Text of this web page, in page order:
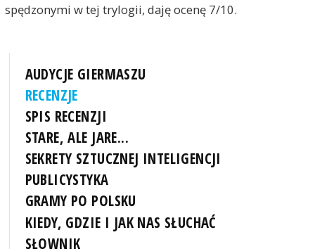
spędzonymi w tej trylogii, daję ocenę 7/10.
AUDYCJE GIERMASZU
RECENZJE
SPIS RECENZJI
STARE, ALE JARE...
SEKRETY SZTUCZNEJ INTELIGENCJI
PUBLICYSTYKA
GRAMY PO POLSKU
KIEDY, GDZIE I JAK NAS SŁUCHAĆ
SŁOWNIK